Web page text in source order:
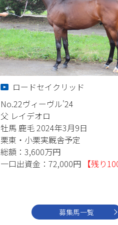
ロードセイクリッド
No.22ヴィーヴル'24
父 レイデオロ
牡馬 鹿毛 2024年3月9日
栗東・小栗実厩舎予定
総額：3,600万円
一口出資金：72,000円 【残り
募集馬一覧